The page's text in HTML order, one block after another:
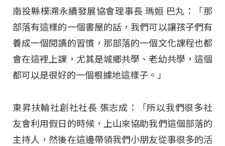
南投縣樸溯永續發展協會理事長 瑪姮 巴丸：「那
部落有這樣的一個書屋的話，我們可以讓孩子們有
養成一個閱讀的習慣，那部落的一個文化課程也都
會在這裡上課，尤其是城鄉共學、老幼共學，這個
都可以是很好的一個根據地這樣子。」
東昇扶輪社創社社長 張志成：「所以我們很多社
友會利用假日的時候，上山來協助我們這個部落的
主持人，然後在這邊帶領我們小朋友從事很多的活